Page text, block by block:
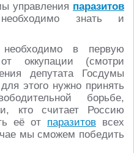
управления паразитов
знать и
в первую
оккупации (смотри
депутата Госдумы
этого нужно принять
борьбе,
кто считает Россию
её от паразитов всех
мы сможем победить